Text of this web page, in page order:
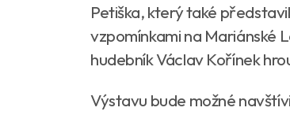
Petiška, který také
vzpomínkami na Mariánské
hudebník Václav Kořínek
Výstavu bude možné